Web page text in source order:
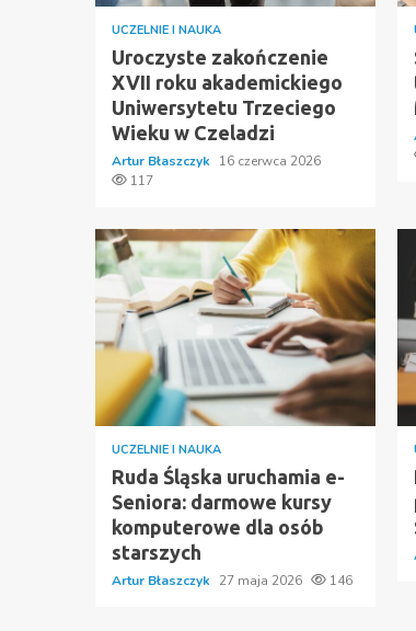
UCZELNIE I NAUKA
Uroczyste zakończenie
XVII roku akademickiego
Uniwersytetu Trzeciego
Wieku w Czeladzi
Artur Błaszczyk 16 czerwca 2026
117
UCZELNIE I NAUKA
Ruda Śląska uruchamia e-
Seniora: darmowe kursy
komputerowe dla osób
starszych
Artur Błaszczyk 27 maja 2026 146